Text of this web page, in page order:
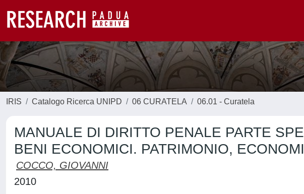
IRIS Catalogo Ricerca UNIPD 06 CURATELA 06.01 - Curatela
MANUALE DI DIRITTO PENALE PARTE
BENI ECONOMICI. PATRIMONIO,
COCCO, GIOVANNI
2010